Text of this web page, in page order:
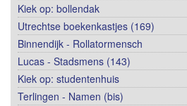
Kiek op: bollendak
Utrechtse boekenkastjes (169)
Binnendijk - Rollatormensch
Lucas - Stadsmens (143)
Kiek op: studentenhuis
Terlingen - Namen (bis)